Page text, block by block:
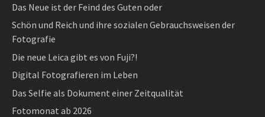
Das Neue ist der Feind des Guten oder
Schön und Reich und ihre sozialen Gebrauchsweisen der
Fotografie
Die neue Leica gibt es von Fuji?!
Digital Fotografieren im Leben
Das Selfie als Dokument einer Zeitqualität
Fotomonat ab 2026